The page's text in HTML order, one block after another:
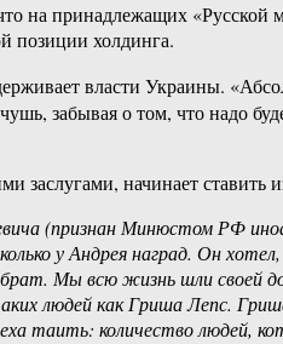
на принадлежащих «Русской
позиции холдинга.
власти Украины.
забывая о том, что надо
начинает ставить
(признан Минюстом РФ
у Андрея наград. Он
Мы всю жизнь шли
людей как Гриша Лепс.
таить: количество людей,